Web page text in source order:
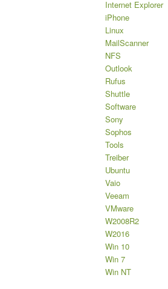
Internet Explorer
iPhone
Linux
MailScanner
NFS
Outlook
Rufus
Shuttle
Software
Sony
Sophos
Tools
Treiber
Ubuntu
Vaio
Veeam
VMware
W2008R2
W2016
Win 10
Win 7
Win NT